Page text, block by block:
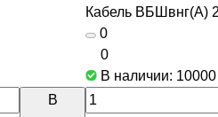
В
Кабель ВБШвнг(А)
0
0
В наличии: